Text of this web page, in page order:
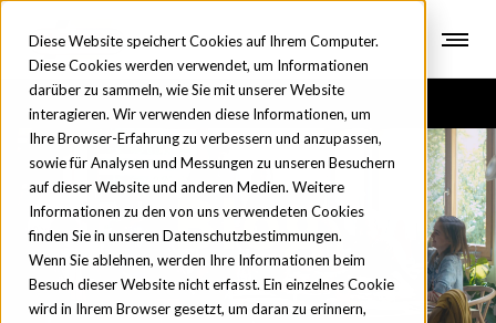
Diese Website speichert Cookies auf Ihrem Computer.
Diese Cookies werden verwendet, um Informationen
darüber zu sammeln, wie Sie mit unserer Website
interagieren. Wir verwenden diese Informationen, um
Ihre Browser-Erfahrung zu verbessern und anzupassen,
sowie für Analysen und Messungen zu unseren Besuchern
auf dieser Website und anderen Medien. Weitere
Informationen zu den von uns verwendeten Cookies
finden Sie in unseren Datenschutzbestimmungen.
Wenn Sie ablehnen, werden Ihre Informationen beim
Besuch dieser Website nicht erfasst. Ein einzelnes Cookie
wird in Ihrem Browser gesetzt, um daran zu erinnern,
Blog